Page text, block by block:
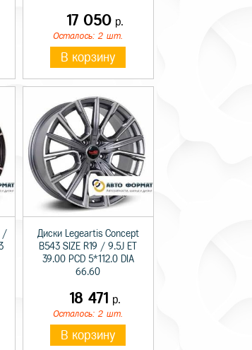
17 050 р.
Осталось: 2 шт.
В корзину
/
Диски Legeartis Concept
B543 SIZE R19 / 9.5J ET
39.00 PCD 5*112.0 DIA
66.60
18 471 р.
Осталось: 2 шт.
В корзину